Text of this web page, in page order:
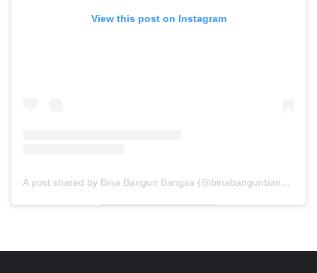
View this post on Instagram
A post shared by Bina Bangun Bangsa (@binabangunbangsa)